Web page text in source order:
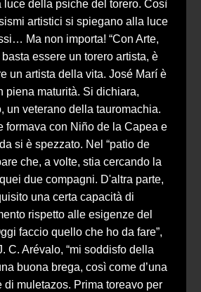
luce della psiche del torero. Così
artistici si spiegano alla luce
Ma non importa! “Con Arte,
basta essere un torero artista, è
un artista della vita. José Marí è
piena maturità. Si dichiara,
un veterano della tauromachia.
formava con Niño de la Capea e
si è spezzato. Nel “patio de
che, a volte, stia cercando la
due compagni. D'altra parte,
una certa capacità di
rispetto alle esigenze del
faccio quello che ho da fare”,
C. Arévalo, “mi soddisfo della
buona brega, così come d’una
di muletazos. Prima toreavo per